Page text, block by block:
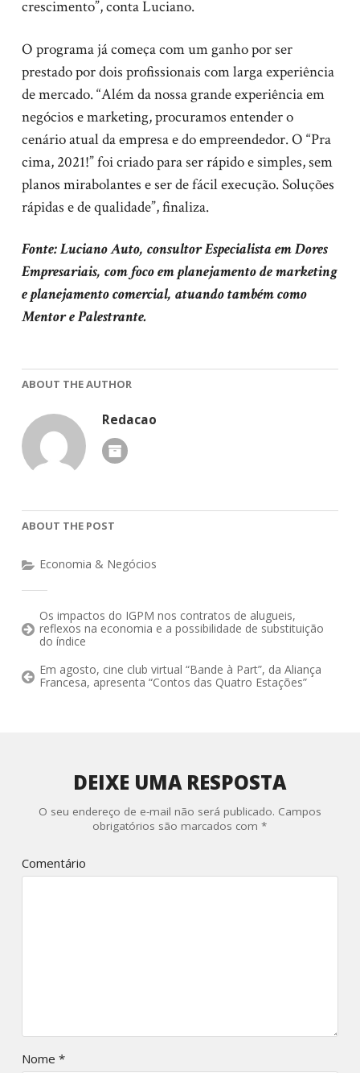
crescimento”, conta Luciano.
O programa já começa com um ganho por ser
prestado por dois profissionais com larga experiência
de mercado. “Além da nossa grande experiência em
negócios e marketing, procuramos entender o
cenário atual da empresa e do empreendedor. O “Pra
cima, 2021!” foi criado para ser rápido e simples, sem
planos mirabolantes e ser de fácil execução. Soluções
rápidas e de qualidade”, finaliza.
Fonte: Luciano Auto, consultor Especialista em Dores
Empresariais, com foco em planejamento de marketing
e planejamento comercial, atuando também como
Mentor e Palestrante.
ABOUT THE AUTHOR
Redacao
ABOUT THE POST
Economia & Negócios
Os impactos do IGPM nos contratos de alugueis,
reflexos na economia e a possibilidade de substituição
do índice
Em agosto, cine club virtual “Bande à Part”, da Aliança
Francesa, apresenta “Contos das Quatro Estações”
DEIXE UMA RESPOSTA
O seu endereço de e-mail não será publicado. Campos
obrigatórios são marcados com*
Comentário
Nome *